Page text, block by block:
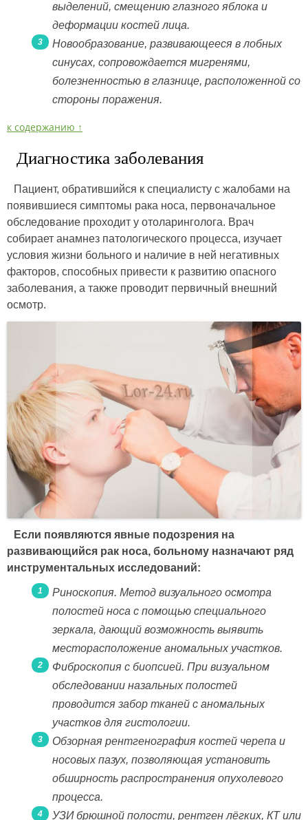
выделений, смещению глазного яблока и
деформации костей лица.
Новообразование, развивающееся в лобных
синусах, сопровождается мигренями,
болезненностью в глазнице, расположенной со
стороны поражения.
к содержанию ↑
Диагностика заболевания
Пациент, обратившийся к специалисту с жалобами на
появившиеся симптомы рака носа, первоначальное
обследование проходит у отоларинголога. Врач
собирает анамнез патологического процесса, изучает
условия жизни больного и наличие в ней негативных
факторов, способных привести к развитию опасного
заболевания, а также проводит первичный внешний
осмотр.
Если появляются явные подозрения на
развивающийся рак носа, больному назначают ряд
инструментальных исследований:
Риноскопия. Метод визуального осмотра
полостей носа с помощью специального
зеркала, дающий возможность выявить
месторасположение аномальных участков.
Фиброскопия с биопсией. При визуальном
обследовании назальных полостей
проводится забор тканей с аномальных
участков для гистологии.
Обзорная рентгенография костей черепа и
носовых пазух, позволяющая установить
обширность распространения опухолевого
процесса.
УЗИ брюшной полости, рентген лёгких, КТ или